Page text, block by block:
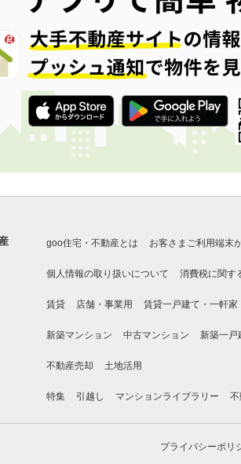
goo住宅・不動産とは お客さまご利用端末
個人情報の取り扱いについて 消費税に関す
賃貸 店舗・事業用 賃貸一戸建て・一軒家
新築マンション 中古マンション 新築一戸
不動産売却 土地活用
特集 引越し マンションライブラリー
プライバシーポリ